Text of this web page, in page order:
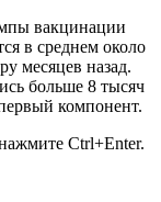
вакцинации
в среднем около
месяцев назад.
больше 8 тысяч
компонент.
Ctrl+Enter.